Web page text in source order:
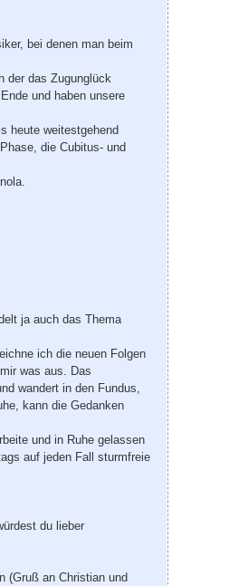
bei denen man beim
der das Zugunglück
und haben unsere
heute weitestgehend
die Cubitus- und
ja auch das Thema
ich die neuen Folgen
was aus. Das
wandert in den Fundus,
kann die Gedanken
und in Ruhe gelassen
auf jeden Fall sturmfreie
du lieber
(Gruß an Christian und